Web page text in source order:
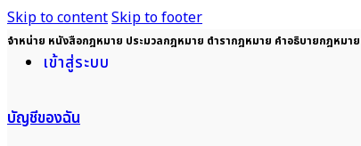
Skip to contentSkip to footer
จำหน่าย หนังสือกฎหมาย ประมวลกฎหมาย ตำรากฎหมาย คำอธิบายกฎหมาย
เข้าสู่ระบบ
บัญชีของฉัน